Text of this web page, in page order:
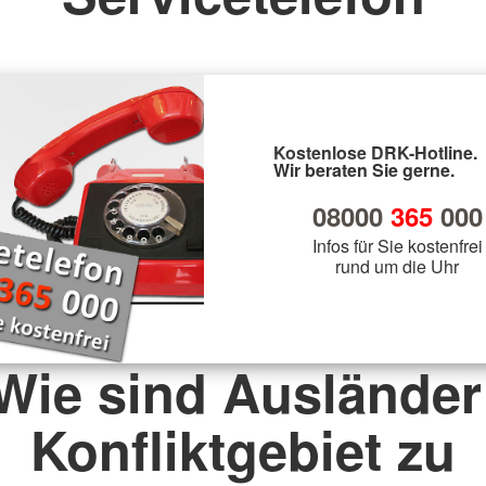
Kostenlose DRK-Hotline.
Wir beraten Sie gerne.
08000 365000
Infos für Sie kostenfrei
rund um die Uhr
sind
Konfliktgebiet zu